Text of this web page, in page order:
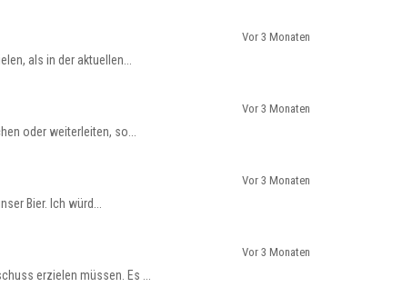
als in der aktuellen...
Vor 3 Monaten
oder weiterleiten, so...
Vor 3 Monaten
Bier. Ich würd...
Vor 3 Monaten
erzielen müssen. Es ...
Vor 3 Monaten